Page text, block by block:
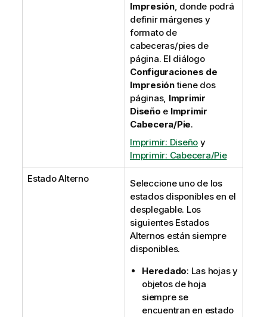
Impresión, donde podrá
definir márgenes y
formato de
cabeceras/pies de
página. El diálogo
Configuraciones de
Impresióntiene dos
páginas, Imprimir
Diseño e Imprimir
Cabecera/Pie.
Imprimir: Diseño y
Imprimir: Cabecera/Pie
Estado Alterno
Seleccione uno de los
estados disponibles en el
desplegable. Los
siguientes Estados
Alternos están siempre
disponibles.
Heredado: Las hojas y
objetos de hoja
siempre se
encuentran en estado